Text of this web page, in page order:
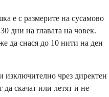
е с размерите на сусамово
дни на главата на човек.
да снася до 10 нити на ден
изключително чрез директен
да скачат или летят и не